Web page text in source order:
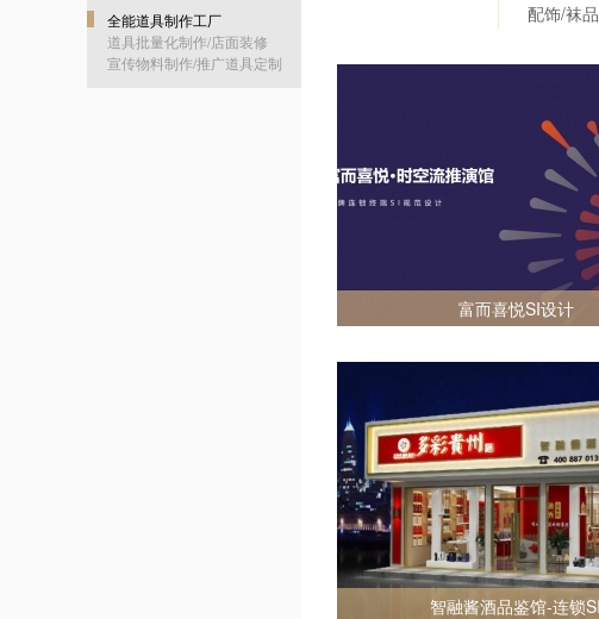
全能道具制作工厂
道具批量化制作/店面装修
宣传物料制作/推广道具定制
配饰/袜品
富而喜悦SI设计
智融酱酒品鉴馆-连锁SI